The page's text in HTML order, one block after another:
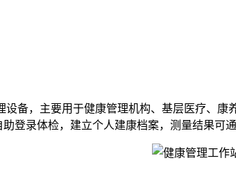
设备，主要用于健康管理机构、基层医疗、
登录体检，建立个人建康档案，测量结果可